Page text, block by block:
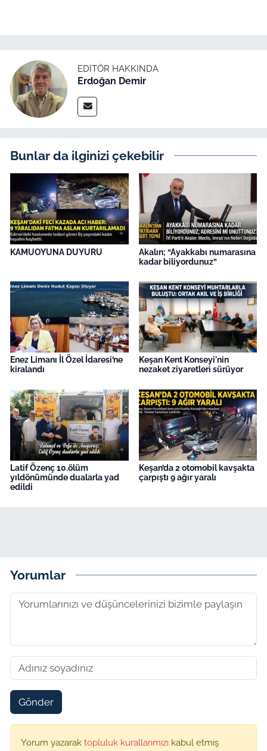
EDITÖR HAKKINDA
Erdoğan Demir
Bunlar da ilginizi çekebilir
KAMUOYUNA DUYURU
Akalın; “Ayakkabı numarasına
kadar biliyordunuz”
Enez Limanı İl Özel İdaresi’ne
kiralandı
Keşan Kent Konseyi'nin
nezaket ziyaretleri sürüyor
Latif Özenç 10.ölüm
yıldönümünde dualarla yad
edildi
Keşan’da 2 otomobil kavşakta
çarpıştı 9 ağır yaralı
Yorumlar
Gönder
Yorum yazarak topluluk kurallarımızı kabul etmiş